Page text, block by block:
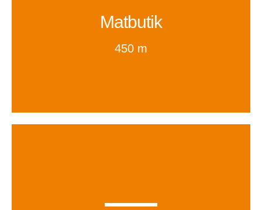
Matbutik
450 m